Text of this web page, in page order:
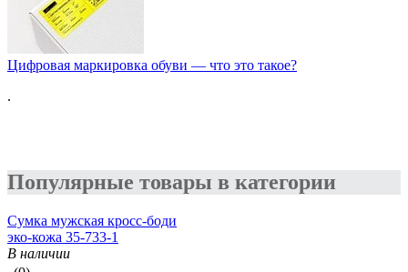
Цифровая маркировка обуви — что это такое?
.
Популярные товары в категории
Сумка мужская кросс-боди
эко-кожа 35-733-1
В наличии